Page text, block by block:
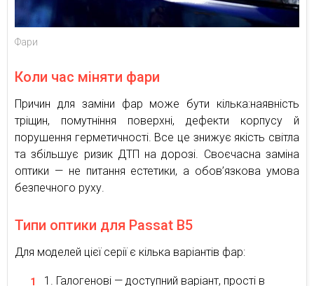
Фари
Коли час міняти фари
Причин для заміни фар може бути кілька:наявність
тріщин, помутніння поверхні, дефекти корпусу й
порушення герметичності. Все це знижує якість світла
та збільшує ризик ДТП на дорозі. Своєчасна заміна
оптики — не питання естетики, а обов’язкова умова
безпечного руху.
Типи оптики для Passat B5
Для моделей цієї серії є кілька варіантів фар:
Галогенові — доступний варіант, прості в